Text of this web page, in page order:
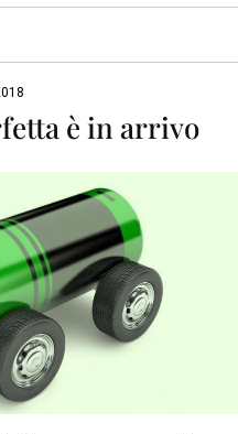
è in arrivo